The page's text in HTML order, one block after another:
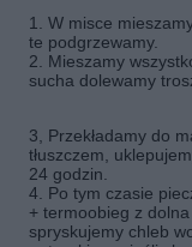
1. W misce
te podgrzewamy.
2. Mieszamy
sucha dolewamy
3, Przekładamy do
tłuszczem,
24 godzin.
4. Po tym czasie
+ termoobieg z dolna
spryskujemy chleb